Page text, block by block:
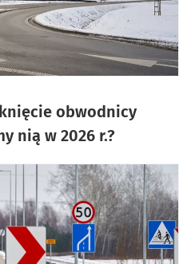
obwodnicy
nią w 2026 r.?